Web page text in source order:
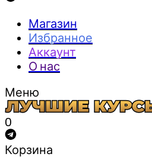
Магазин
Избранное
Аккаунт
О нас
Меню
0
Корзина